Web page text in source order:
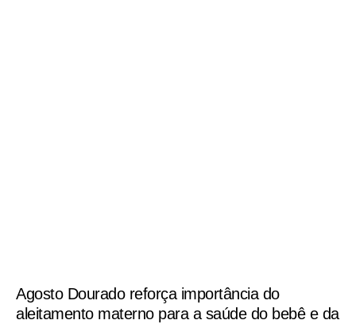
Agosto Dourado reforça importância do
aleitamento materno para a saúde do bebê e da